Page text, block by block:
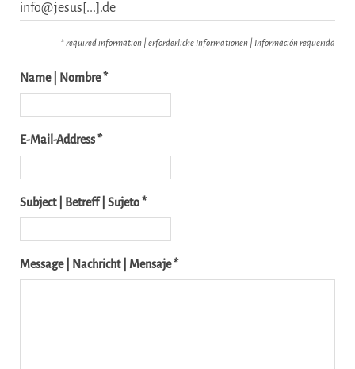
info@jesus[...].de
* required information | erforderliche Informationen | Información requerida
Name | Nombre *
E-Mail-Address *
Subject | Betreff | Sujeto *
Message | Nachricht | Mensaje *